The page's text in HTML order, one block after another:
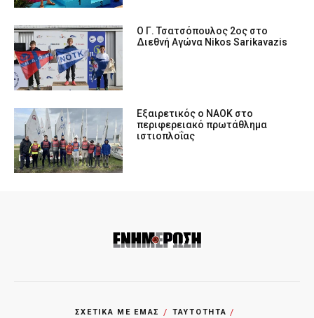
Ο Γ. Τσατσόπουλος 2ος στο
Διεθνή Αγώνα Nikos Sarikavazis
Εξαιρετικός ο ΝΑΟΚ στο
περιφερειακό πρωτάθλημα
ιστιοπλοΐας
ΣΧΕΤΙΚΑ ΜΕ ΕΜΑΣ ΤΑΥΤΟΤΗΤΑ